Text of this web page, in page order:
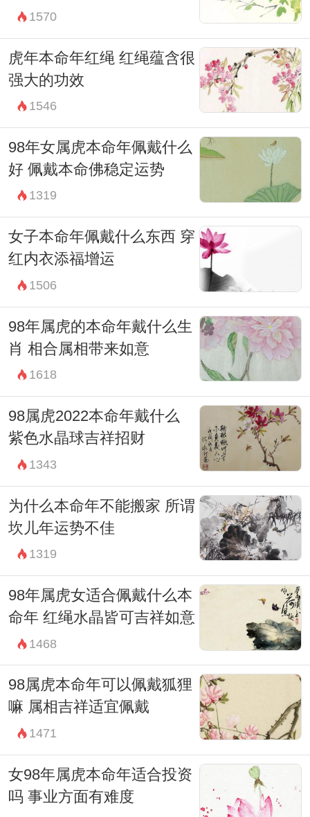
1570
虎年本命年红绳 红绳蕴含很
强大的功效
1546
98年女属虎本命年佩戴什么
好 佩戴本命佛稳定运势
1319
女子本命年佩戴什么东西 穿
红内衣添福增运
1506
98年属虎的本命年戴什么生
肖 相合属相带来如意
1618
98属虎2022本命年戴什么
紫色水晶球吉祥招财
1343
为什么本命年不能搬家 所谓
坎儿年运势不佳
1319
98年属虎女适合佩戴什么本
命年 红绳水晶皆可吉祥如意
1468
98属虎本命年可以佩戴狐狸
嘛 属相吉祥适宜佩戴
1471
女98年属虎本命年适合投资
吗 事业方面有难度